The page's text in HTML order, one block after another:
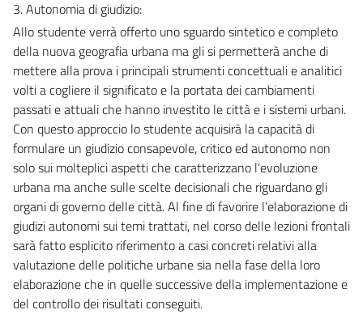
3. Autonomia di giudizio:
Allo studente verrà offerto uno sguardo sintetico e completo
della nuova geografia urbana ma gli si permetterà anche di
mettere alla prova i principali strumenti concettuali e analitici
volti a cogliere il significato e la portata dei cambiamenti
passati e attuali che hanno investito le città e i sistemi urbani.
Con questo approccio lo studente acquisirà la capacità di
formulare un giudizio consapevole, critico ed autonomo non
solo sui molteplici aspetti che caratterizzano l’evoluzione
urbana ma anche sulle scelte decisionali che riguardano gli
organi di governo delle città. Al fine di favorire l’elaborazione di
giudizi autonomi sui temi trattati, nel corso delle lezioni frontali
sarà fatto esplicito riferimento a casi concreti relativi alla
valutazione delle politiche urbane sia nella fase della loro
elaborazione che in quelle successive della implementazione e
del controllo dei risultati conseguiti.